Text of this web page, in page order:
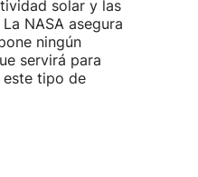
solar y las
NASA asegura
ningún
servirá para
este tipo de